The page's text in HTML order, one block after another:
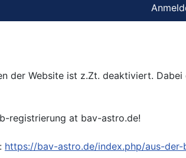
der Website ist z.Zt. deaktiviert.
registrierung at bav-astro.de!
https://bav-astro.de/index.php/aus-der-